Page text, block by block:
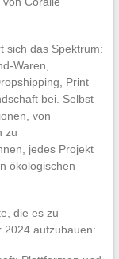
sich das Spektrum:
Waren,
Print
bei. Selbst
von
zu
jedes Projekt
ökologischen
die es zu
2024 aufzubauen: